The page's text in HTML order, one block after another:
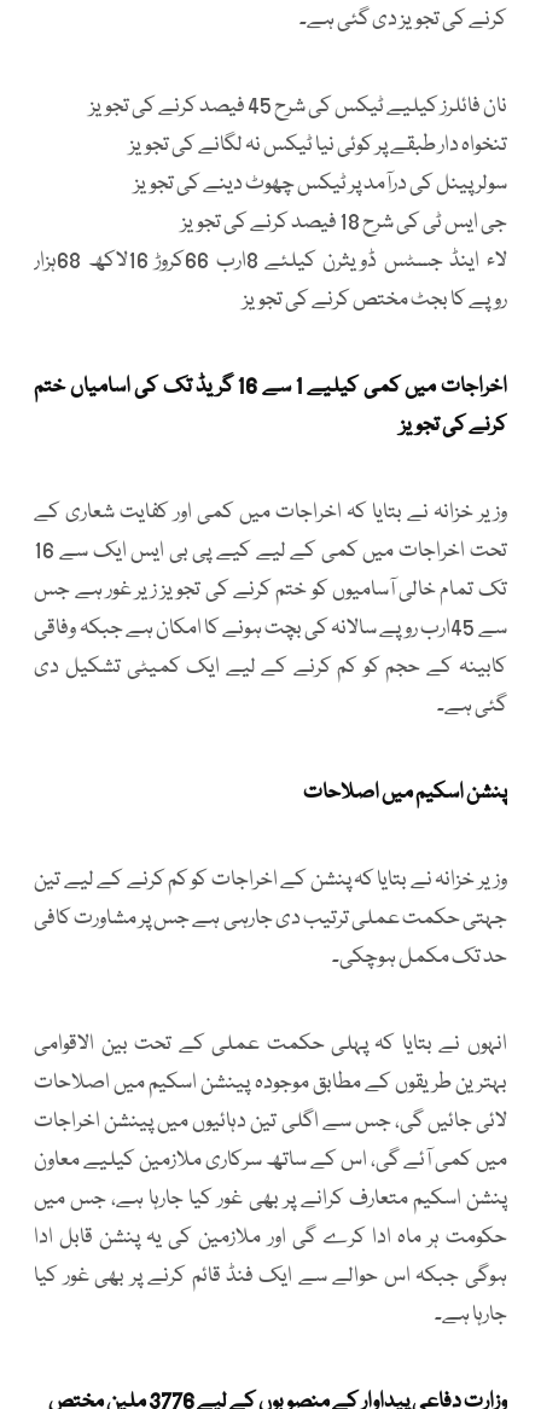
کرنے کی تجویز دی گئی ہے۔
نان فائلرز کیلیے ٹیکس کی شرح 45 فیصد کرنے کی تجویز
تنخواہ دار طبقے پر کوئی نیا ٹیکس نہ لگانے کی تجویز
سولر پینل کی درآمد پر ٹیکس چھوٹ دینے کی تجویز
جی ایس ٹی کی شرح 18 فیصد کرنے کی تجویز
لاء اینڈ جسٹس ڈویثرن کیلئے 8ارب 66کروڑ 16لاکھ 68ہزار
روپے کا بجٹ مختص کرنے کی تجویز
اخراجات میں کمی کیلیے 1 سے 16 گریڈ تک کی اسامیاں ختم
کرنے کی تجویز
وزیر خزانہ نے بتایا کہ اخراجات میں کمی اور کفایت شعاری کے
تحت اخراجات میں کمی کے لیے کیے پی بی ایس ایک سے 16
تک تمام خالی آسامیوں کو ختم کرنے کی تجویز زیر غور ہے جس
سے 45ارب روپے سالانہ کی بچت ہونے کا امکان ہے جبکہ وفاقی
کابینہ کے حجم کو کم کرنے کے لیے ایک کمیٹی تشکیل دی
گئی ہے۔
پنشن اسکیم میں اصلاحات
وزیر خزانہ نے بتایا کہ پنشن کے اخراجات کو کم کرنے کے لیے تین
جہتی حکمت عملی ترتیب دی جارہی ہے جس پر مشاورت کافی
حد تک مکمل ہوچکی۔
انہوں نے بتایا کہ پہلی حکمت عملی کے تحت بین الاقوامی
بہترین طریقوں کے مطابق موجودہ پینشن اسکیم میں اصلاحات
لائی جائیں گی، جس سے اگلی تین دہائیوں میں پینشن اخراجات
میں کمی آئے گی، اس کے ساتھ سرکاری ملازمین کیلیے معاون
پنشن اسکیم متعارف کرانے پر بھی غور کیا جارہا ہے، جس میں
حکومت ہر ماہ ادا کرے گی اور ملازمین کی یہ پنشن قابل ادا
ہوگی جبکہ اس حوالے سے ایک فنڈ قائم کرنے پر بھی غور کیا
جارہا ہے۔